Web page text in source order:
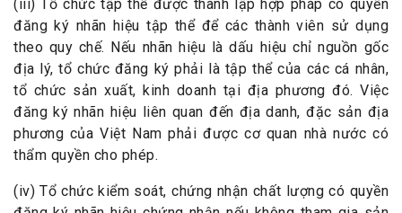
(iii) Tổ chức tập thể được thành lập hợp pháp có quyền
đăng ký nhãn hiệu tập thể để các thành viên sử dụng
theo quy chế. Nếu nhãn hiệu là dấu hiệu chỉ nguồn gốc
địa lý, tổ chức đăng ký phải là tập thể của các cá nhân,
tổ chức sản xuất, kinh doanh tại địa phương đó. Việc
đăng ký nhãn hiệu liên quan đến địa danh, đặc sản địa
phương của Việt Nam phải được cơ quan nhà nước có
thẩm quyền cho phép.
(iv) Tổ chức kiểm soát, chứng nhận chất lượng có quyền